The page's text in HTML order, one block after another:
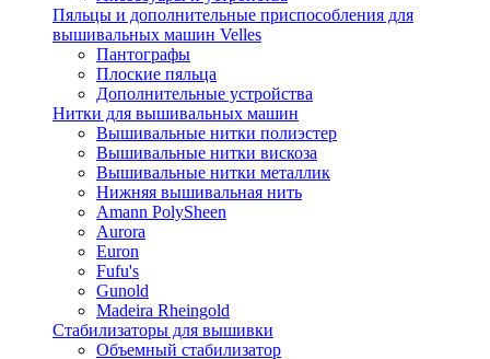
Пяльцы и дополнительные приспособления для
вышивальных машин Velles
Пантографы
Плоские пяльца
Дополнительные устройства
Нитки для вышивальных машин
Вышивальные нитки полиэстер
Вышивальные нитки вискоза
Вышивальные нитки металлик
Нижняя вышивальная нить
Amann PolySheen
Aurora
Euron
Fufu's
Gunold
Madeira Rheingold
Стабилизаторы для вышивки
Объемный стабилизатор